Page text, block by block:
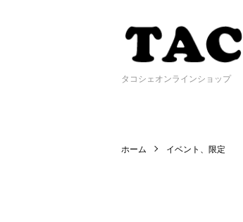
タコシェオンラインショップ
ホーム イベント、限定